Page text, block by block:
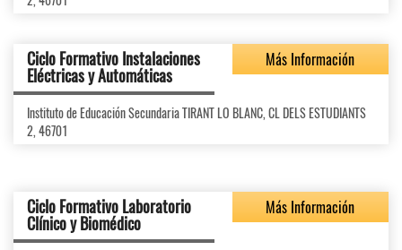
Ciclo Formativo Instalaciones
Eléctricas y Automáticas
Más Información
Instituto de Educación Secundaria TIRANT LO BLANC, CL DELS ESTUDIANTS
2, 46701
Ciclo Formativo Laboratorio
Clínico y Biomédico
Más Información